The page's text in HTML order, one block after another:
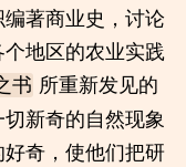
著商业史，讨论
地区的农业实践
书 所重新发见的
新奇的自然现象
奇，使他们把研